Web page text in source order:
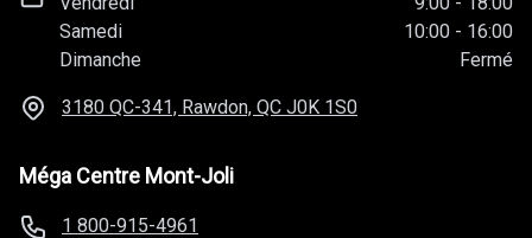
Samedi
10:00 - 16:00
Dimanche
Fermé
3180 QC-341, Rawdon, QC J0K 1S0
Méga Centre Mont-Joli
1 800-915-4961